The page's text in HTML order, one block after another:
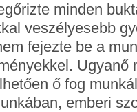
minden
veszélyesebb
fejezte be a
Ugyanő
ő fog
emberi